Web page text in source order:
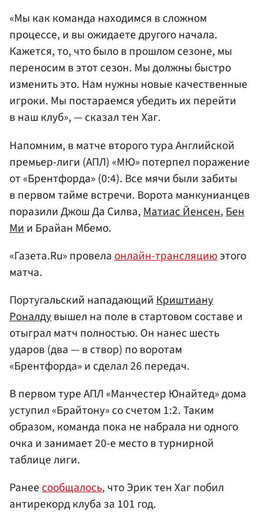
«Мы как команда находимся в сложном
процессе, и вы ожидаете другого начала.
Кажется, то, что было в прошлом сезоне, мы
переносим в этот сезон. Мы должны быстро
изменить это. Нам нужны новые качественные
игроки. Мы постараемся убедить их перейти
в наш клуб», — сказал тен Хаг.
Напомним, в матче второго тура Английской
премьер-лиги (АПЛ) «МЮ» потерпел поражение
от «Брентфорда» (0:4). Все мячи были забиты
в первом тайме встречи. Ворота манкунианцев
поразили Джош Да Силва, Матиас Йенсен, Бен
Ми и Брайан Мбемо.
«Газета.Ru» провелаонлайн-трансляциюэтого
матча.
Португальский нападающийКриштиану
Роналдувышел на поле в стартовом составе и
отыграл матч полностью. Он нанес шесть
ударов (два — в створ) по воротам
«Брентфорда» и сделал 26 передач.
В первом туре АПЛ «Манчестер Юнайтед» дома
уступил «Брайтону» со счетом 1:2. Таким
образом, команда пока не набрала ни одного
очка и занимает 20-е место в турнирной
таблице лиги.
Ранеесообщалось, что Эрик тен Хаг побил
антирекорд клуба за 101 год.